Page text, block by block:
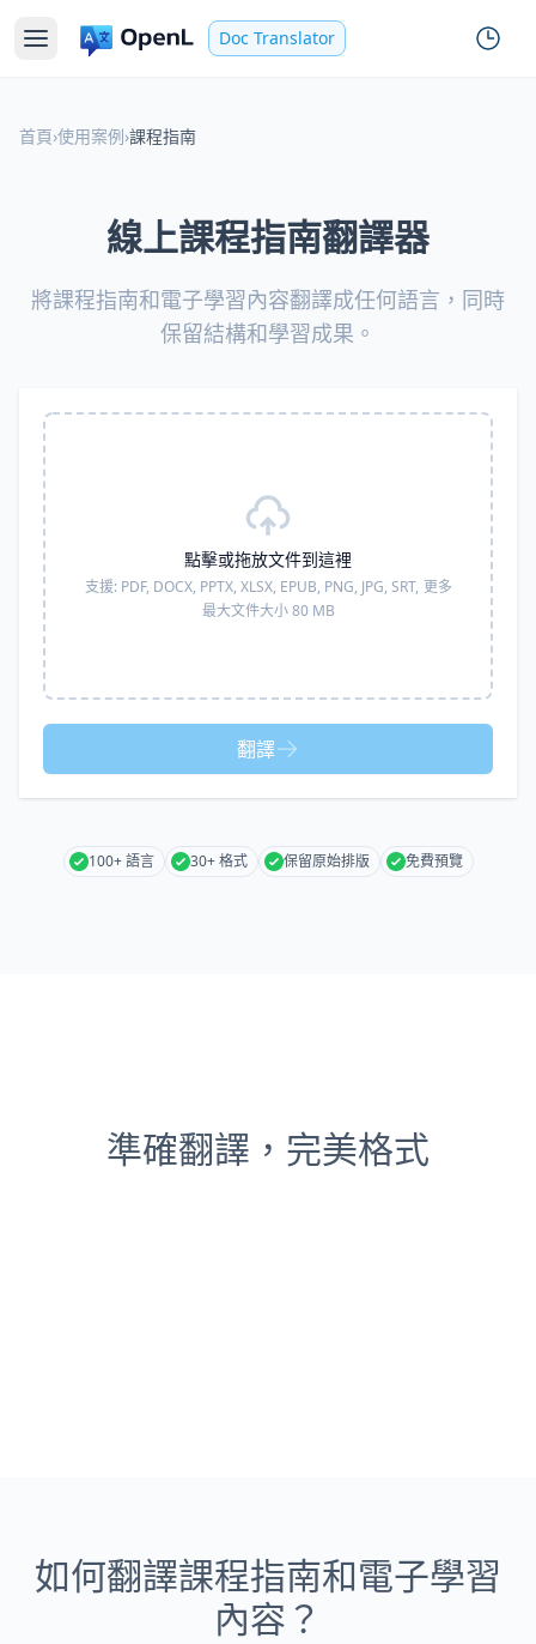
Doc Translator
首頁›使用案例›課程指南
線上課程指南翻譯器
將課程指南和電子學習內容翻譯成任何語言，同時
保留結構和學習成果。
點擊或拖放文件到這裡
支援: PDF, DOCX, PPTX, XLSX, EPUB, PNG, JPG, SRT, 更多
最大文件大小 80 MB
翻譯
100+ 語言 30+ 格式 保留原始排版 免費預覽
準確翻譯，完美格式
如何翻譯課程指南和電子學習
內容？